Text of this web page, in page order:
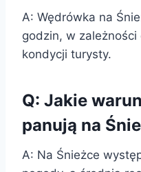
A: Wędrówka na
godzin, w
kondycji turysty.
Q: Jakie
panują na
A: Na Śnieżce